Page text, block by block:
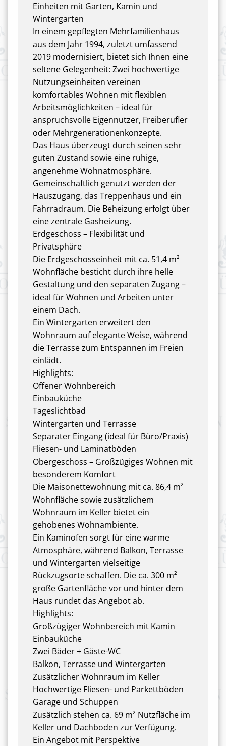
Einheiten mit Garten, Kamin und
Wintergarten
In einem gepflegten Mehrfamilienhaus
aus dem Jahr 1994, zuletzt umfassend
2019 modernisiert, bietet sich Ihnen eine
seltene Gelegenheit: Zwei hochwertige
Nutzungseinheiten vereinen
komfortables Wohnen mit flexiblen
Arbeitsmöglichkeiten – ideal für
anspruchsvolle Eigennutzer, Freiberufler
oder Mehrgenerationenkonzepte.
Das Haus überzeugt durch seinen sehr
guten Zustand sowie eine ruhige,
angenehme Wohnatmosphäre.
Gemeinschaftlich genutzt werden der
Hauszugang, das Treppenhaus und ein
Fahrradraum. Die Beheizung erfolgt über
eine zentrale Gasheizung.
Erdgeschoss – Flexibilität und
Privatsphäre
Die Erdgeschosseinheit mit ca. 51,4 m²
Wohnfläche besticht durch ihre helle
Gestaltung und den separaten Zugang –
ideal für Wohnen und Arbeiten unter
einem Dach.
Ein Wintergarten erweitert den
Wohnraum auf elegante Weise, während
die Terrasse zum Entspannen im Freien
einlädt.
Highlights:
Offener Wohnbereich
Einbauküche
Tageslichtbad
Wintergarten und Terrasse
Separater Eingang (ideal für Büro/Praxis)
Fliesen- und Laminatböden
Obergeschoss – Großzügiges Wohnen mit
besonderem Komfort
Die Maisonettewohnung mit ca. 86,4 m²
Wohnfläche sowie zusätzlichem
Wohnraum im Keller bietet ein
gehobenes Wohnambiente.
Ein Kaminofen sorgt für eine warme
Atmosphäre, während Balkon, Terrasse
und Wintergarten vielseitige
Rückzugsorte schaffen. Die ca. 300 m²
große Gartenfläche vor und hinter dem
Haus rundet das Angebot ab.
Highlights:
Großzügiger Wohnbereich mit Kamin
Einbauküche
Zwei Bäder + Gäste-WC
Balkon, Terrasse und Wintergarten
Zusätzlicher Wohnraum im Keller
Hochwertige Fliesen- und Parkettböden
Garage und Schuppen
Zusätzlich stehen ca. 69 m² Nutzfläche im
Keller und Dachboden zur Verfügung.
Ein Angebot mit Perspektive